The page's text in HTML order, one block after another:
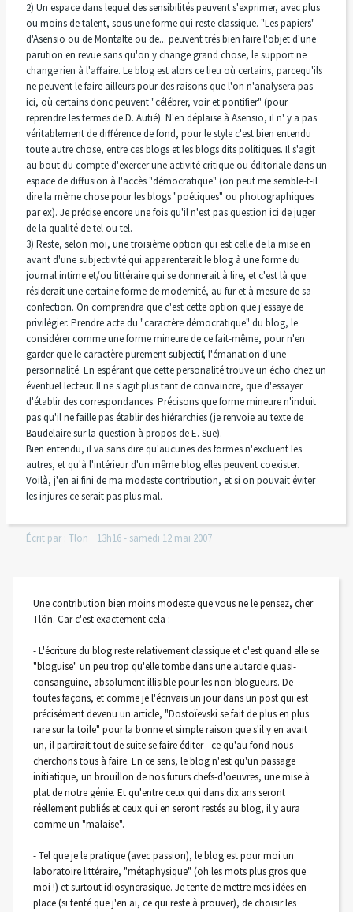
2) Un espace dans lequel des sensibilités peuvent s'exprimer, avec plus
ou moins de talent, sous une forme qui reste classique. "Les papiers"
d'Asensio ou de Montalte ou de... peuvent trés bien faire l'objet d'une
parution en revue sans qu'on y change grand chose, le support ne
change rien à l'affaire. Le blog est alors ce lieu où certains, parcequ'ils
ne peuvent le faire ailleurs pour des raisons que l'on n'analysera pas
ici, où certains donc peuvent "célébrer, voir et pontifier" (pour
reprendre les termes de D. Autié). N'en déplaise à Asensio, il n' y a pas
véritablement de différence de fond, pour le style c'est bien entendu
toute autre chose, entre ces blogs et les blogs dits politiques. Il s'agit
au bout du compte d'exercer une activité critique ou éditoriale dans un
espace de diffusion à l'accès "démocratique" (on peut me semble-t-il
dire la même chose pour les blogs "poétiques" ou photographiques
par ex). Je précise encore une fois qu'il n'est pas question ici de juger
de la qualité de tel ou tel.
3) Reste, selon moi, une troisième option qui est celle de la mise en
avant d'une subjectivité qui apparenterait le blog à une forme du
journal intime et/ou littéraire qui se donnerait à lire, et c'est là que
résiderait une certaine forme de modernité, au fur et à mesure de sa
confection. On comprendra que c'est cette option que j'essaye de
privilégier. Prendre acte du "caractère démocratique" du blog, le
considérer comme une forme mineure de ce fait-même, pour n'en
garder que le caractère purement subjectif, l'émanation d'une
personnalité. En espérant que cette personalité trouve un écho chez un
éventuel lecteur. Il ne s'agit plus tant de convaincre, que d'essayer
d'établir des correspondances. Précisons que forme mineure n'induit
pas qu'il ne faille pas établir des hiérarchies (je renvoie au texte de
Baudelaire sur la question à propos de E. Sue).
Bien entendu, il va sans dire qu'aucunes des formes n'excluent les
autres, et qu'à l'intérieur d'un même blog elles peuvent coexister.
Voilà, j'en ai fini de ma modeste contribution, et si on pouvait éviter
les injures ce serait pas plus mal.
Écrit par : Tlön 13h16- samedi 12 mai 2007
Une contribution bien moins modeste que vous ne le pensez, cher
Tlön. Car c'est exactement cela :
- L'écriture du blog reste relativement classique et c'est quand elle se
"bloguise" un peu trop qu'elle tombe dans une autarcie quasi-
consanguine, absolument illisible pour les non-blogueurs. De
toutes façons, et comme je l'écrivais un jour dans un post qui est
précisément devenu un article, "Dostoïevski se fait de plus en plus
rare sur la toile" pour la bonne et simple raison que s'il y en avait
un, il partirait tout de suite se faire éditer - ce qu'au fond nous
cherchons tous à faire. En ce sens, le blog n'est qu'un passage
initiatique, un brouillon de nos futurs chefs-d'oeuvres, une mise à
plat de notre génie. Et qu'entre ceux qui dans dix ans seront
réellement publiés et ceux qui en seront restés au blog, il y aura
comme un "malaise".
- Tel que je le pratique (avec passion), le blog est pour moi un
laboratoire littéraire, "métaphysique" (oh les mots plus gros que
moi !) et surtout idiosyncrasique. Je tente de mettre mes idées en
place (si tenté que j'en ai, ce qui reste à prouver), de choisir les